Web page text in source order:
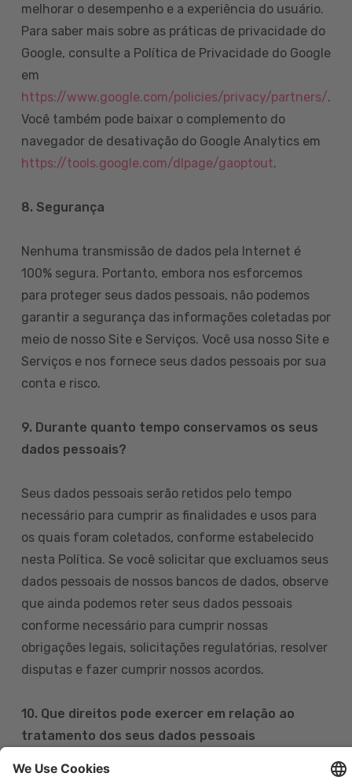
melhorar o desempenho e a experiência do usuário.
Para saber mais sobre as práticas de privacidade do
Google, consulte a Política de Privacidade do Google
em
https://www.google.com/policies/privacy/partners/.
Você também pode baixar o complemento do
navegador de desativação do Google Analytics em
https://tools.google.com/dlpage/gaoptout.
8. Segurança
Nenhuma transmissão de dados pela Internet é
100% segura. Portanto, embora nos esforcemos
para proteger seus dados pessoais, não podemos
garantir a segurança das informações coletadas por
meio de nosso Site e Serviços. Você usa nosso Site e
Serviços e nos fornece seus dados pessoais por sua
conta e risco.
9. Durante quanto tempo conservamos os seus
dados pessoais?
Seus dados pessoais serão retidos pelo tempo
necessário para cumprir as finalidades e usos para
os quais foram coletados, conforme estabelecido
nesta Política. Se você solicitar que excluamos seus
dados pessoais de nossos bancos de dados, observe
que ainda podemos reter seus dados pessoais
conforme necessário para cumprir nossas
obrigações legais, solicitações regulatórias, resolver
disputas e fazer cumprir nossos acordos.
10. Que direitos pode exercer em relação ao
tratamento dos seus dados pessoais